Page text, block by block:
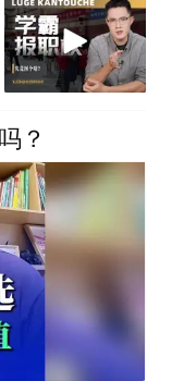
？